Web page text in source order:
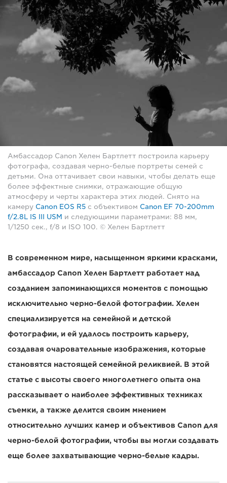
Амбассадор Canon Хелен Бартлетт построила карьеру
фотографа, создавая черно-белые портреты семей с
детьми. Она оттачивает свои навыки, чтобы делать еще
более эффектные снимки, отражающие общую
атмосферу и черты характера этих людей. Снято на
камеру Canon EOS R5 с объективом Canon EF 70-200mm
f/2.8L IS III USM и следующими параметрами: 88 мм,
1/1250 сек., f/8 и ISO 100. © Хелен Бартлетт
В современном мире, насыщенном яркими красками,
амбассадор Canon Хелен Бартлетт работает над
созданием запоминающихся моментов с помощью
исключительно черно-белой фотографии. Хелен
специализируется на семейной и детской
фотографии, и ей удалось построить карьеру,
создавая очаровательные изображения, которые
становятся настоящей семейной реликвией. В этой
статье с высоты своего многолетнего опыта она
рассказывает о наиболее эффективных техниках
съемки, а также делится своим мнением
относительно лучших камер и объективов Canon для
черно-белой фотографии, чтобы вы могли создавать
еще более захватывающие черно-белые кадры.